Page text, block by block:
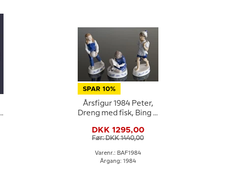
SPAR 10%
Årsfigur 1984 Peter,
Dreng med fisk, Bing &
DKK 1295,00
Før: DKK 1440,00
Varenr.: BAF1984
Årgang: 1984